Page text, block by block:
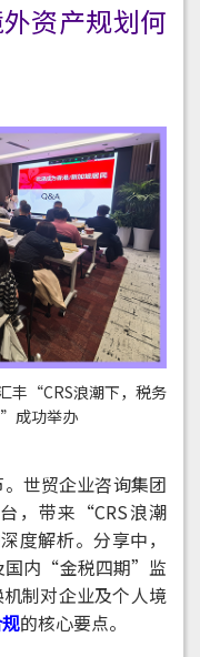
资产规划何
丰“CRS浪潮下，税务
成功举办
世贸企业咨询集团
，带来“CRS浪潮
度解析。分享中，
国内“金税四期”监
制对企业及个人境
的核心要点。